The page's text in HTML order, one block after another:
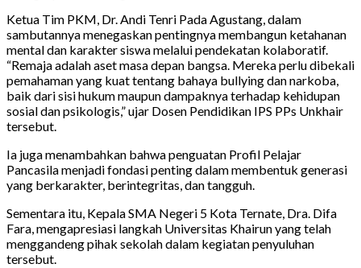
Ketua Tim PKM, Dr. Andi Tenri Pada Agustang, dalam
sambutannya menegaskan pentingnya membangun ketahanan
mental dan karakter siswa melalui pendekatan kolaboratif.
“Remaja adalah aset masa depan bangsa. Mereka perlu dibekali
pemahaman yang kuat tentang bahaya bullying dan narkoba,
baik dari sisi hukum maupun dampaknya terhadap kehidupan
sosial dan psikologis,” ujar Dosen Pendidikan IPS PPs Unkhair
tersebut.
Ia juga menambahkan bahwa penguatan Profil Pelajar
Pancasila menjadi fondasi penting dalam membentuk generasi
yang berkarakter, berintegritas, dan tangguh.
Sementara itu, Kepala SMA Negeri 5 Kota Ternate, Dra. Difa
Fara, mengapresiasi langkah Universitas Khairun yang telah
menggandeng pihak sekolah dalam kegiatan penyuluhan
tersebut.